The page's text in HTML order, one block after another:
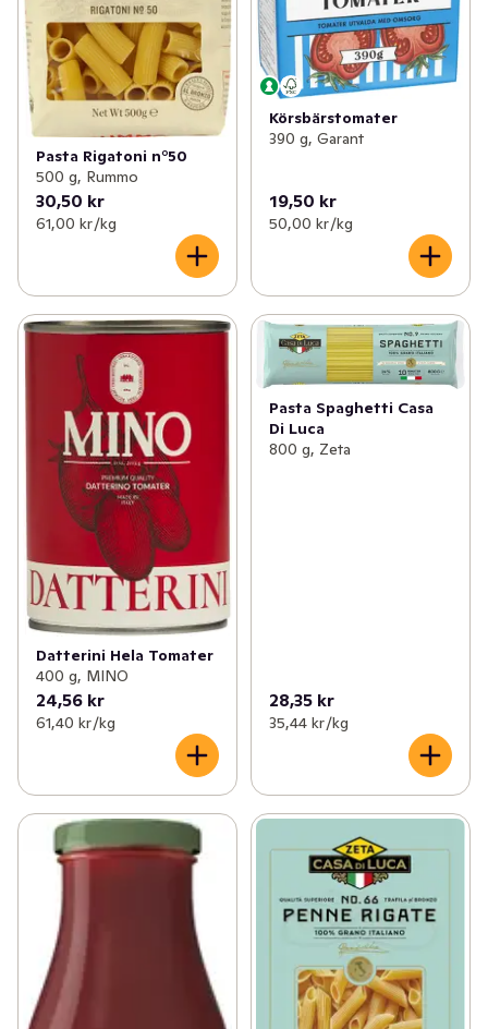
Pasta Rigatoni n°50
500 g, Rummo
30,50 kr
61,00 kr /kg
Körsbärstomater
390 g, Garant
19,50 kr
50,00 kr /kg
Datterini Hela Tomater
400 g, MINO
24,56 kr
61,40 kr /kg
Pasta Spaghetti Casa
Di Luca
800 g, Zeta
28,35 kr
35,44 kr /kg